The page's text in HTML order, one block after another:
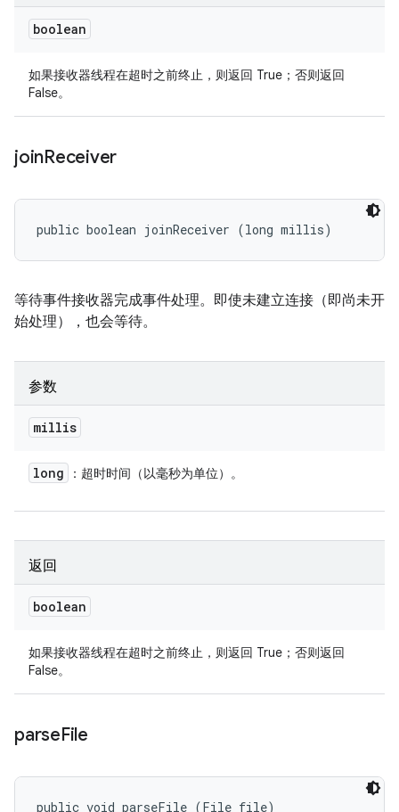
boolean
如果接收器线程在超时之前终止，则返回 True；否则返回
False。
joinReceiver
public boolean joinReceiver (long millis)
等待事件接收器完成事件处理。即使未建立连接（即尚未开
始处理），也会等待。
参数
millis
long ：超时时间（以毫秒为单位）。
返回
boolean
如果接收器线程在超时之前终止，则返回 True；否则返回
False。
parseFile
public void parseFile (File file)